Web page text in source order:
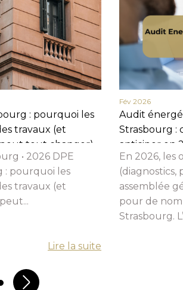
: pourquoi les
travaux (et
tout changer)
• 2026 DPE
: pourquoi les
travaux (et
Lire la suite
Fév 2026
Audit
Strasbourg :
anticiper en
En 2026, les
(diagnostics,
assemblée
pour de
Strasbourg.